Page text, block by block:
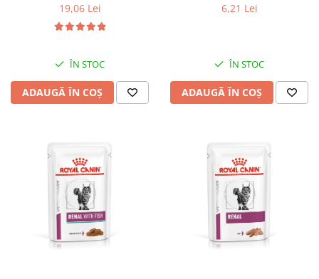
19,06 Lei
ÎN STOC
ADAUGĂ ÎN COȘ
6,21 Lei
ÎN STOC
ADAUGĂ ÎN COȘ